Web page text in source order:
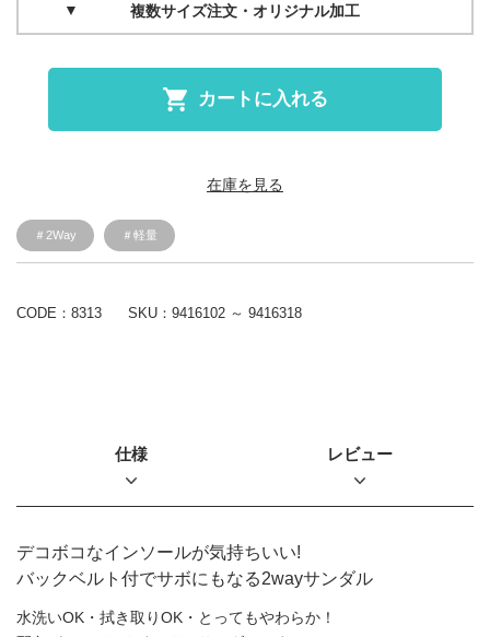
複数サイズ注文・オリジナル加工
カートに入れる
在庫を見る
＃2Way ＃軽量
CODE：8313 SKU： 9416102 ～ 9416318
仕様 レビュー
デコボコなインソールが気持ちいい!
バックベルト付でサボにもなる2wayサンダル
水洗いOK・拭き取りOK・とってもやわらか！